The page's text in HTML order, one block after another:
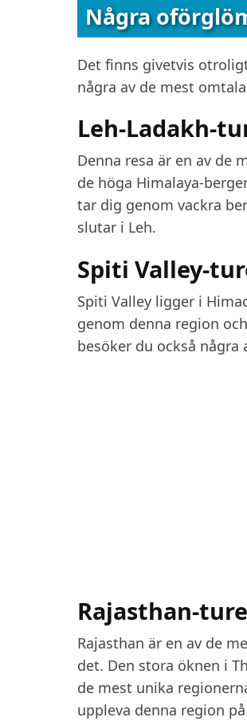
Några
Det finns givetvis
några av de mest
Leh-Ladakh-
Denna resa är en av de
de höga Himalaya-
tar dig genom vackra
slutar i Leh.
Spiti Valley-
Spiti Valley ligger i
genom denna region
besöker du också några
Rajasthan-
Rajasthan är en av de
det. Den stora öknen i
de mest unika
uppleva denna region